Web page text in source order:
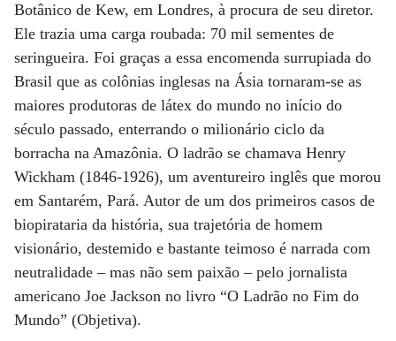
Botânico de Kew, em Londres, à procura de seu diretor.
Ele trazia uma carga roubada: 70 mil sementes de
seringueira. Foi graças a essa encomenda surrupiada do
Brasil que as colônias inglesas na Ásia tornaram-se as
maiores produtoras de látex do mundo no início do
século passado, enterrando o milionário ciclo da
borracha na Amazônia. O ladrão se chamava Henry
Wickham (1846-1926), um aventureiro inglês que morou
em Santarém, Pará. Autor de um dos primeiros casos de
biopirataria da história, sua trajetória de homem
visionário, destemido e bastante teimoso é narrada com
neutralidade – mas não sem paixão – pelo jornalista
americano Joe Jackson no livro “O Ladrão no Fim do
Mundo” (Objetiva).